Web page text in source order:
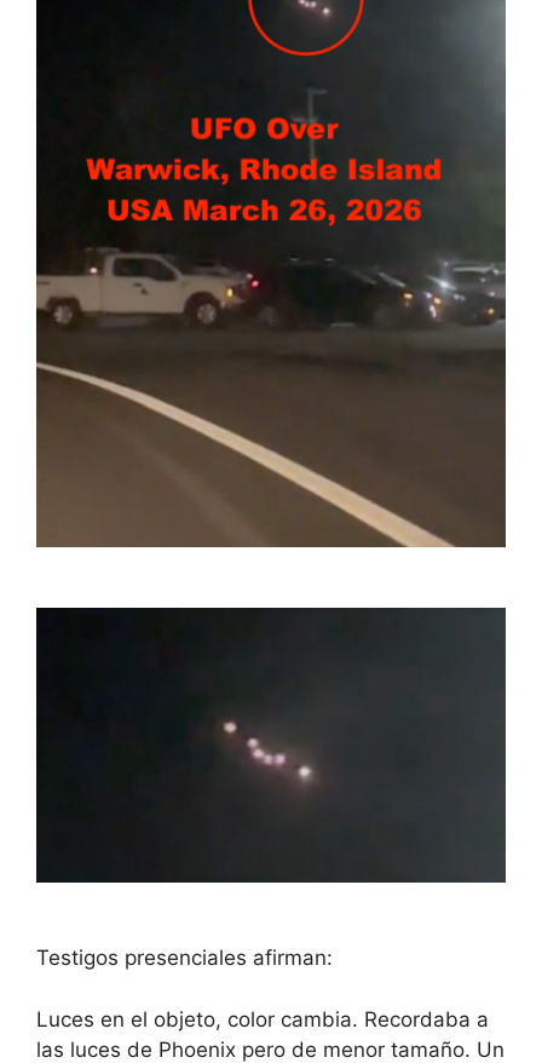
Testigos presenciales afirman:
Luces en el objeto, color cambia. Recordaba a
las luces de Phoenix pero de menor tamaño. Un